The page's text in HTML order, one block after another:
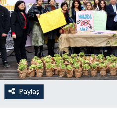
Paylaş